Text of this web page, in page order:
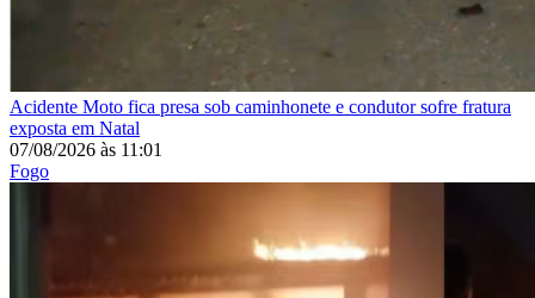
Acidente Moto fica presa sob caminhonete e condutor sofre fratura
exposta em Natal
07/08/2026 às 11:01
Fogo